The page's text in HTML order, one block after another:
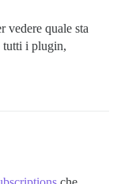
vedere quale sta
tutti i plugin,